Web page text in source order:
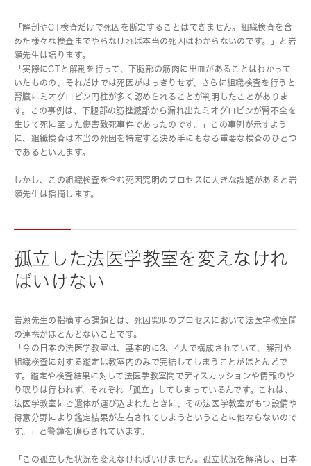
「解剖やCT検査だけで死因を断定することはできません。組織検査を含
めた様々な検査までやらなければ本当の死因はわからないのです。」と岩
瀬先生は語ります。
「実際にCTと解剖を行って、下腿部の筋肉に出血があることはわかって
いたものの、それだけでは死因がはっきりせず、さらに組織検査を行うと
腎臓にミオグロビン円柱が多く認められることが判明したことがありま
す。この事例は、下腿部の筋挫滅部から漏れ出たミオグロビンが腎不全を
生じて死に至った傷害致死事件であったのです。」この事例が示すよう
に、組織検査は本当の死因を特定する決め手にもなる重要な検査のひとつ
であるといえます。
しかし、この組織検査を含む死因究明のプロセスに大きな課題があると岩
瀬先生は指摘します。
孤立した法医学教室を変えなけれ
ばいけない
岩瀬先生の指摘する課題とは、死因究明のプロセスにおいて法医学教室間
の連携がほとんどないことです。
「今の日本の法医学教室は、基本的に3、4人で構成されていて、解剖や
組織検査に対する鑑定は教室内のみで完結してしまうことがほとんどで
す。鑑定や検査結果に対して法医学教室間でディスカッションや情報のや
り取りは行われず、それぞれ「孤立」してしまっているんです。これは、
法医学教室にご遺体が運び込まれたときに、その法医学教室がもつ設備や
得意分野により鑑定結果が左右されてしまうということに他ならないので
す。」と警鐘を鳴らされています。
「この孤立した状況を変えなければいけません。孤立状況を解消し、日本